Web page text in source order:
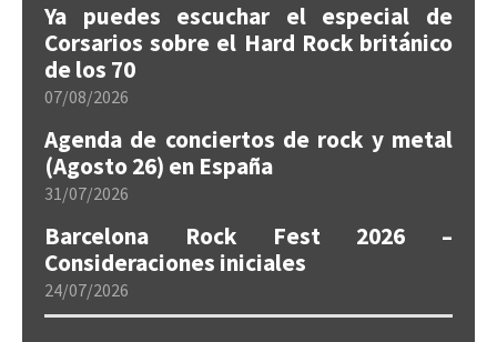
Ya puedes escuchar el especial de
Corsarios sobre el Hard Rock británico
de los 70
07/08/2026
Agenda de conciertos de rock y metal
(Agosto 26) en España
31/07/2026
Barcelona Rock Fest 2026 –
Consideraciones iniciales
24/07/2026